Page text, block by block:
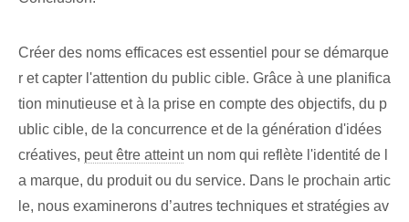
Créer des noms efficaces est essentiel pour se démarque
r et capter l'attention du public cible. Grâce à une planifica
tion minutieuse et à la prise en compte des objectifs, du p
ublic cible, de la concurrence et de la génération d'idées
créatives, peut être atteintun nom qui reflète l'identité de l
a marque, du produit ou du service. Dans le prochain artic
le, nous examinerons d’autres techniques et stratégies av